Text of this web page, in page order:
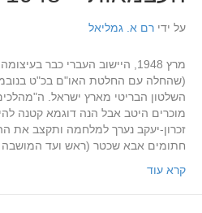
על ידי רם א. גמליאל
מרץ 1948, היישוב העברי כבר
השלטון הבריטי מארץ ישראל.
מוכרים היטב אבל הנה דוגמא קטנה
זכרון-יעקב נערך למלחמה ותקצב את
חתומים אבא שכטר (ראש ועד המושבה
קרא עוד